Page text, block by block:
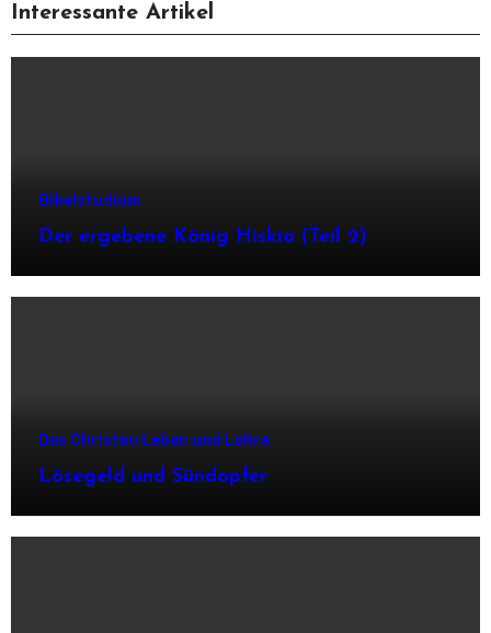
Interessante Artikel
Bibelstudium
Der ergebene König Hiskia (Teil 2)
Des Christen Leben und Lehre
Lösegeld und Sündopfer